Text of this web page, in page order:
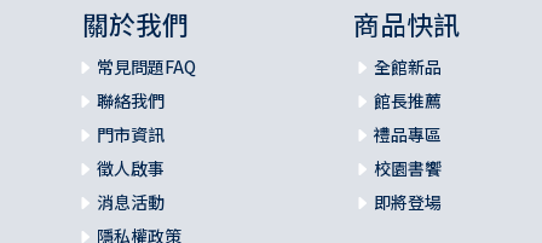
關於我們
常見問題FAQ
聯絡我們
門市資訊
徵人啟事
消息活動
隱私權政策
商品快訊
全館新品
館長推薦
禮品專區
校園書饗
即將登場